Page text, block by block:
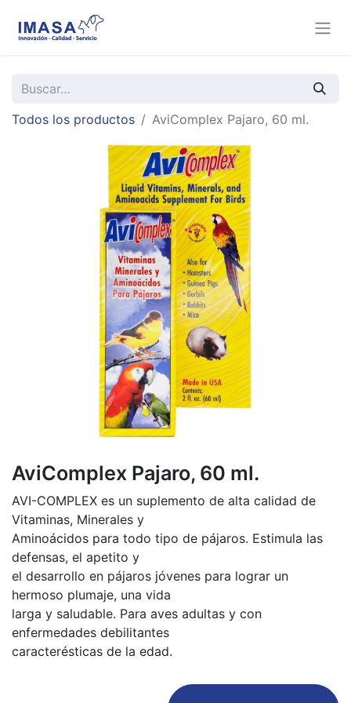
Todos los productos AviComplex Pajaro, 60 ml.
AviComplex Pajaro, 60 ml.
AVI-COMPLEX es un suplemento de alta calidad de
Vitaminas, Minerales y
Aminoácidos para todo tipo de pájaros. Estimula las
defensas, el apetito y
el desarrollo en pájaros jóvenes para lograr un
hermoso plumaje, una vida
larga y saludable. Para aves adultas y con
enfermedades debilitantes
caracterésticas de la edad.